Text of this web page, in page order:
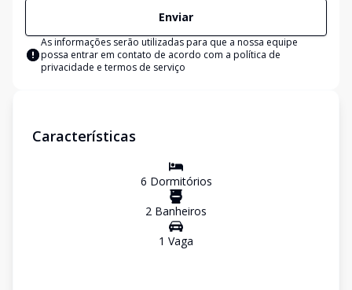
Enviar
As informações serão utilizadas para que a nossa equipe
possa entrar em contato de acordo com a política de
privacidade e termos de serviço
Características
6 Dormitórios
2 Banheiros
1 Vaga